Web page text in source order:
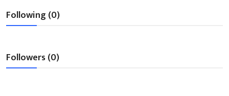
शख्सियत
यात्रावृत्तांत
Following (0)
Followers (0)